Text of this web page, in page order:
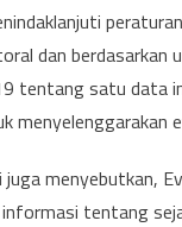
dan berdasarkan
tentang satu data
menyelenggarakan
menyebutkan,
tentang